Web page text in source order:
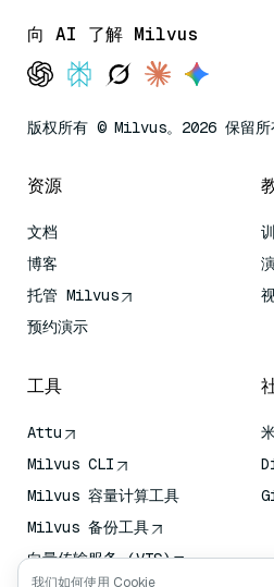
向 AI 了解 Milvus
版权所有 © Milvus。2026 保留所
资源
文档
博客
托管 Milvus
预约演示
工具
Attu
Milvus CLI
Milvus 容量计算工具
Milvus 备份工具
向量传输服务 (VTS)
我们如何使用 Cookie